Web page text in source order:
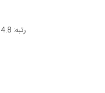
رتبه: 4.8 از 966 رأی